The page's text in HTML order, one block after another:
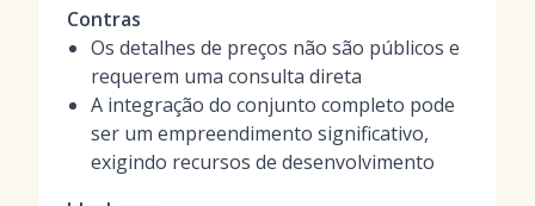
Contras
Os detalhes de preços não são públicos e
requerem uma consulta direta
A integração do conjunto completo pode
ser um empreendimento significativo,
exigindo recursos de desenvolvimento